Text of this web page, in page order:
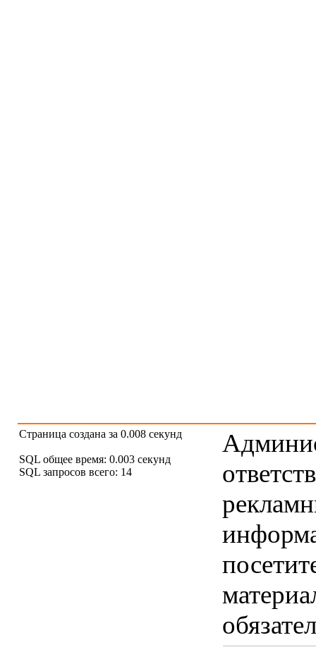
Страница создана за 0.008 секунд
SQL общее время: 0.003 секунд
SQL запросов всего: 14